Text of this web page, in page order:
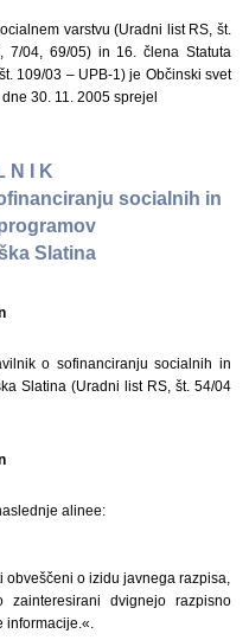
varstvu (Uradni list RS, št.
7/04, 69/05) in 16. člena Statuta
109/03 – UPB-1) je Občinski svet
30. 11. 2005 sprejel
N I K
socialnih in
Slatina
o sofinanciranju socialnih in
Slatina (Uradni list RS, št. 54/04
alinee:
o izidu javnega razpisa,
dvignejo razpisno